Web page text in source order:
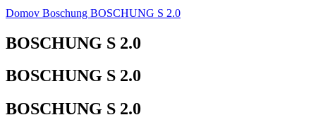
Domov Boschung BOSCHUNG S 2.0
BOSCHUNG S 2.0
BOSCHUNG S 2.0
BOSCHUNG S 2.0